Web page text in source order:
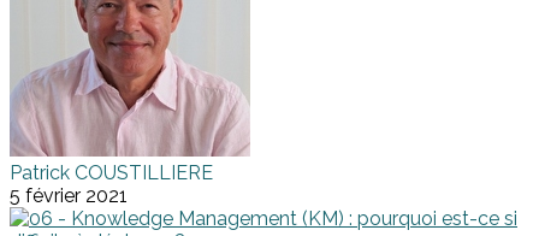
Patrick COUSTILLIERE
5 février 2021